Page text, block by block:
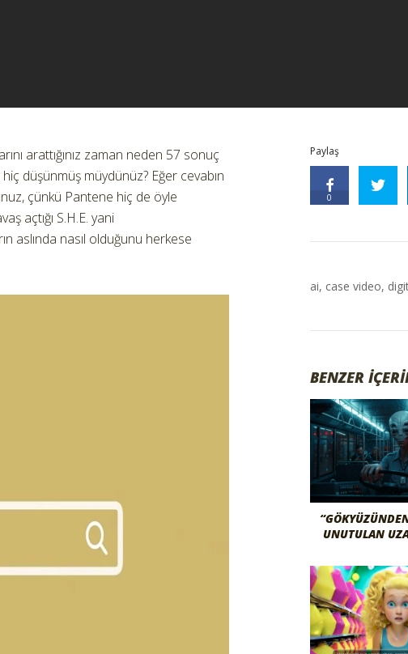
arattığınız zaman neden 57 sonuç
düşünmüş müydünüz? Eğer cevabın
çünkü Pantene hiç de öyle
açtığı S.H.E. yani
aslında nasıl olduğunu herkese
Paylaş
0
ai, case video,
BENZER
UNUTULAN